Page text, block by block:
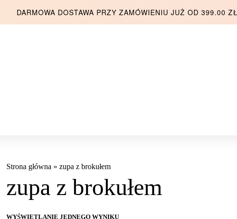
DARMOWA DOSTAWA PRZY ZAMÓWIENIU JUŻ OD 399.00 ZŁ
Strona główna » zupa z brokułem
zupa z brokułem
WYŚWIETLANIE JEDNEGO WYNIKU